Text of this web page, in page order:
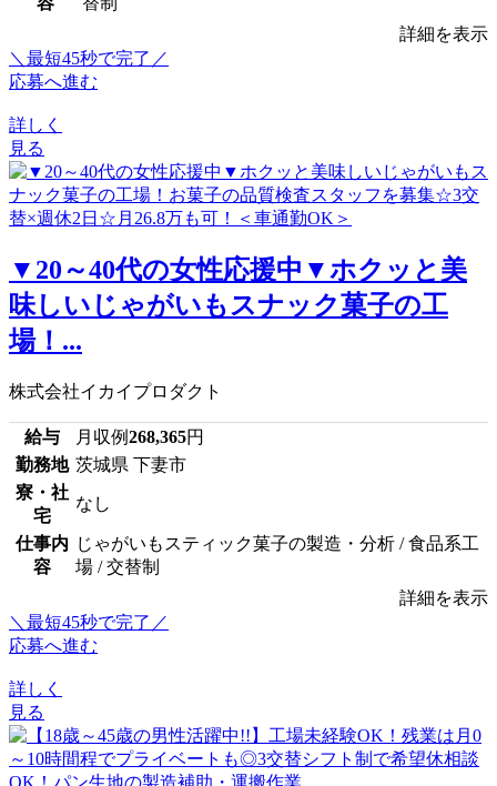
詳細を表示
＼最短45秒で完了／
応募へ進む
詳しく
見る
▼20～40代の女性応援中▼ホクッと美
味しいじゃがいもスナック菓子の工
場！...
株式会社イカイプロダクト
給与 月収例268,365円
勤務地 茨城県 下妻市
寮・社
宅
なし
仕事内
容
じゃがいもスティック菓子の製造・分析 / 食品系工
場 / 交替制
詳細を表示
＼最短45秒で完了／
応募へ進む
詳しく
見る